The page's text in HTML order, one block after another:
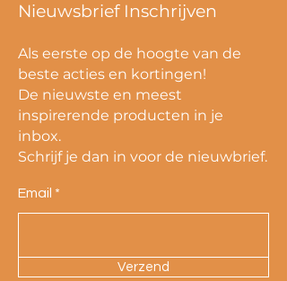
Nieuwsbrief Inschrijven
Als eerste op de hoogte van de
beste acties en kortingen!
De nieuwste en meest
inspirerende producten in je
inbox.
Schrijf je dan in voor de nieuwbrief.
Email
Verzend